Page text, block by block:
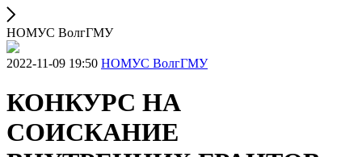
НОМУС ВолгГМУ
2022-11-09 19:50 НОМУС ВолгГМУ
КОНКУРС НА
СОИСКАНИЕ